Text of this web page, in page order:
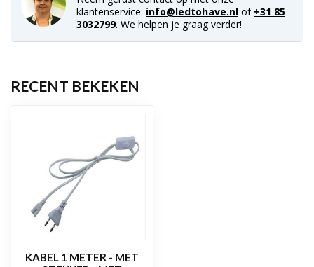
klantenservice: info@ledtohave.nl of +31 85
3032799. We helpen je graag verder!
RECENT BEKEKEN
KABEL 1 METER - MET